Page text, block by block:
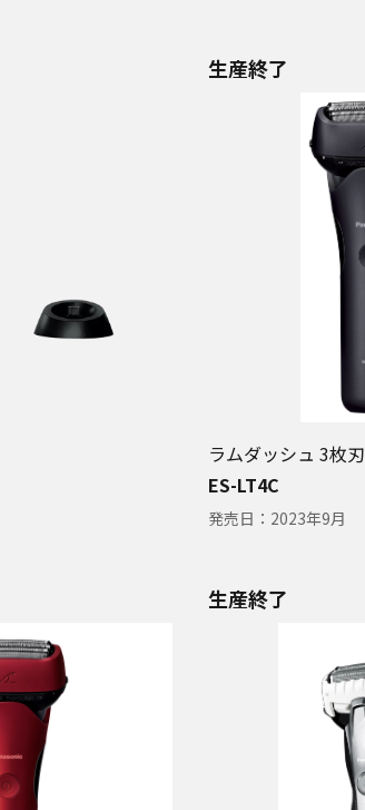
生産終了
ラムダッシュ 3枚刃
ES-LT4C
発売日： 2023年9月
生産終了